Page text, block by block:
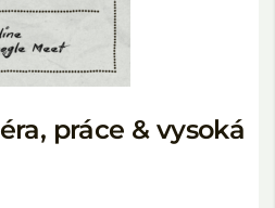
práce & vysoká